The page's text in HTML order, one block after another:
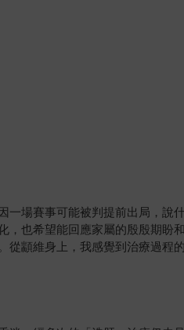
場賽事可能被判提前出局，說
也希望能回應家屬的殷殷期盼
顓維身上，我感覺到治療過程